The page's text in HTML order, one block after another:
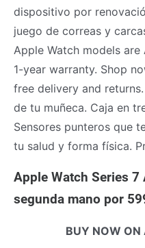
dispositivo por
juego de correas y
Apple Watch models
1-year warranty. Shop
free delivery and
de tu muñeca. Caja en
Sensores punteros que
tu salud y forma física.
Apple Watch Series
segunda mano por
BUY NOW ON